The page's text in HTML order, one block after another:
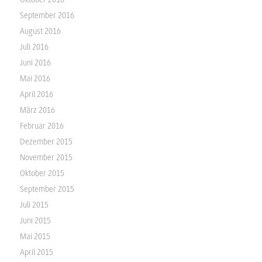
September 2016
August 2016
Juli 2016
Juni 2016
Mai 2016
April 2016
März 2016
Februar 2016
Dezember 2015
November 2015
Oktober 2015
September 2015
Juli 2015
Juni 2015
Mai 2015
April 2015